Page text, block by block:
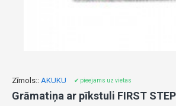
Zīmols:: AKUKU ✔ pieejams uz vietas
Grāmatiņa ar pīkstuli FIRST